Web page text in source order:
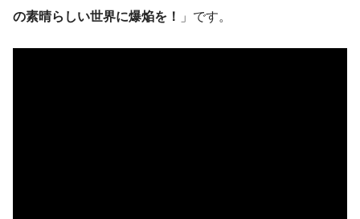
の素晴らしい世界に爆焔を！
」です。